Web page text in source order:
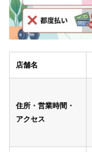
店舗名
住所・営業時間・
アクセス